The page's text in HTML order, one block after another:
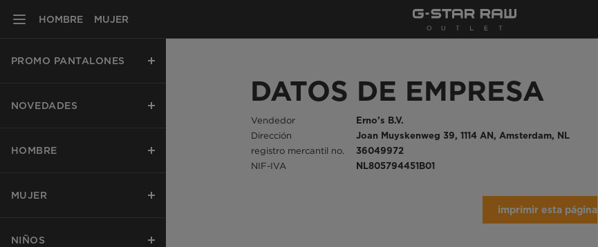
HOMBRE MUJER
PROMO PANTALONES
NOVEDADES
HOMBRE
MUJER
NIÑOS
DATOS DE EMPRESA
Vendedor Erno’s B.V.
Dirección Joan Muyskenweg 39, 1114 AN, Amsterdam, NL
registro mercantil no. 36049972
NIF-IVA NL805794451B01
imprimir esta página